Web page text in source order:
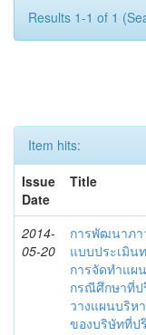
Results 1-1 of 1
Item hits:
Issue
Date
Title
2014-
05-20
การพัฒนาภา
แบบประเมิน
การจัดทำแผ
กรณีศึกษาที่ป
วางแผนบริห
ของบริษัทที่ป